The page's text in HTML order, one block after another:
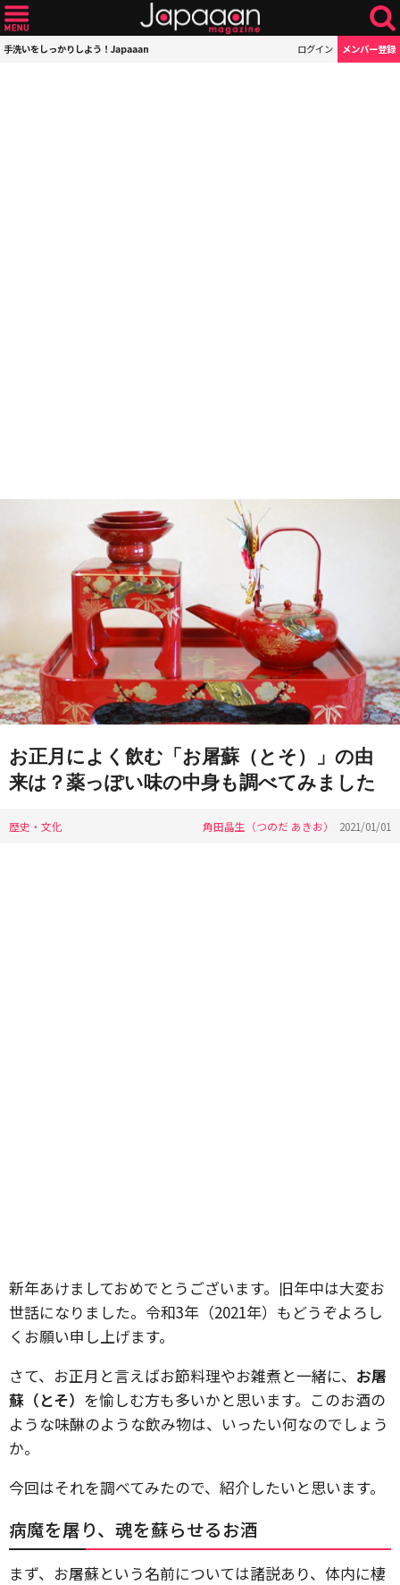
手洗いをしっかりしよう！Japaaan ログイン メンバー登録
お正月によく飲む「お屠蘇（とそ）」の由
来は？薬っぽい味の中身も調べてみました
歴史・文化 角田晶生（つのだ あきお） 2021/01/01
新年あけましておめでとうございます。旧年中は大変お
世話になりました。令和3年（2021年）もどうぞよろし
くお願い申し上げます。
さて、お正月と言えばお節料理やお雑煮と一緒に、 お屠
蘇（とそ） を愉しむ方も多いかと思います。このお酒の
ような味醂のような飲み物は、いったい何なのでしょう
か。
今回はそれを調べてみたので、紹介したいと思います。
病魔を屠り、魂を蘇らせるお酒
まず、お屠蘇という名前については諸説あり、体内に棲